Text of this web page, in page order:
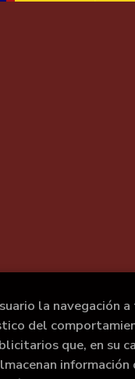
la navegación
del
que, en su
información